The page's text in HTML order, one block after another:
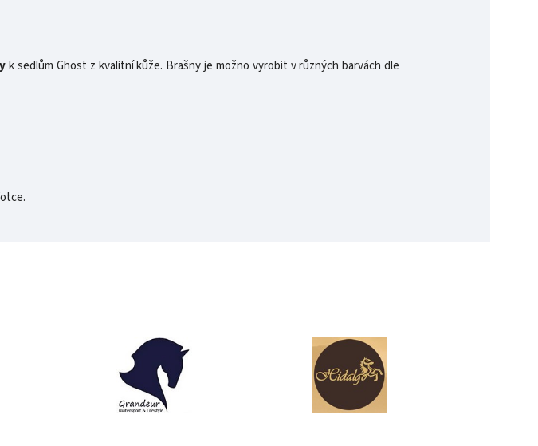
k sedlům Ghost z kvalitní kůže. Brašny je možno vyrobit v různých barvách dle